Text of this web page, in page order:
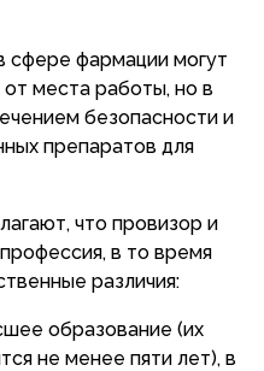
сфере фармации могут
от места работы, но в
безопасности и
препаратов для
что провизор и
в то время
различия:
образование (их
не менее пяти лет), в